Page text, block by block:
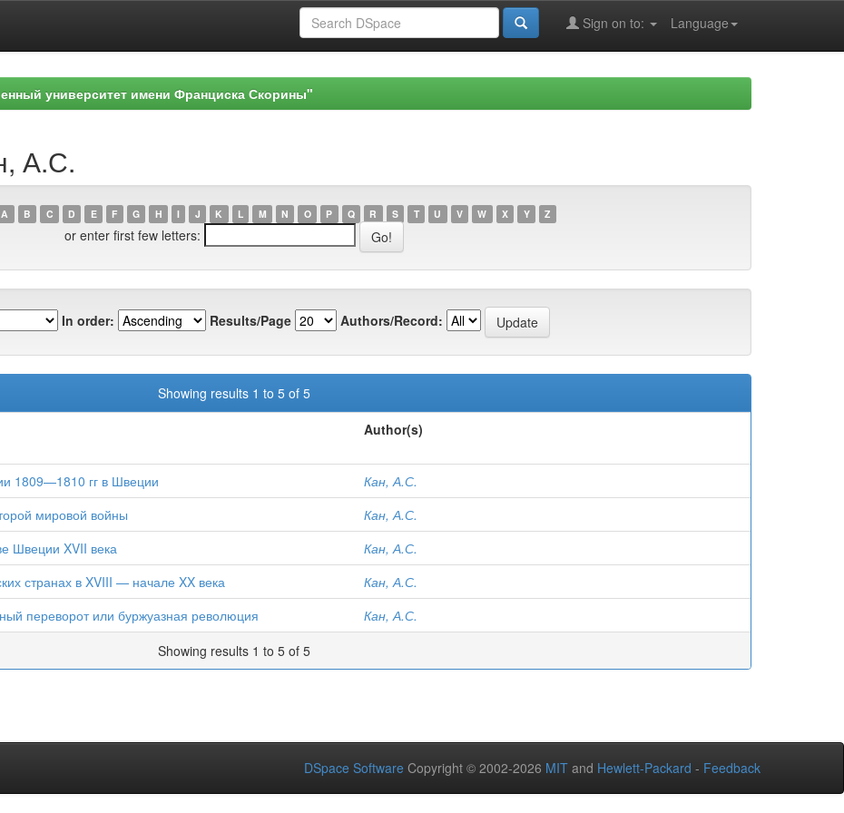
Language
Sign on to:
университет имени Франциска Скорины"
А.С.
A B C D E F G H I J K L M N O P Q R S T U V W X Y Z
or enter first few letters:
In order: Results/Page Authors/Record:
Showing results 1 to 5 of 5
Author(s)
1809—1810 гг в Швеции
Кан, А.С.
мировой войны
Кан, А.С.
Швеции XVII века
Кан, А.С.
странах в XVIII — начале XX века
Кан, А.С.
переворот или буржуазная революция
Кан, А.С.
Showing results 1 to 5 of 5
DSpace Software Copyright © 2002-2026 MIT and Hewlett-Packard - Feedback